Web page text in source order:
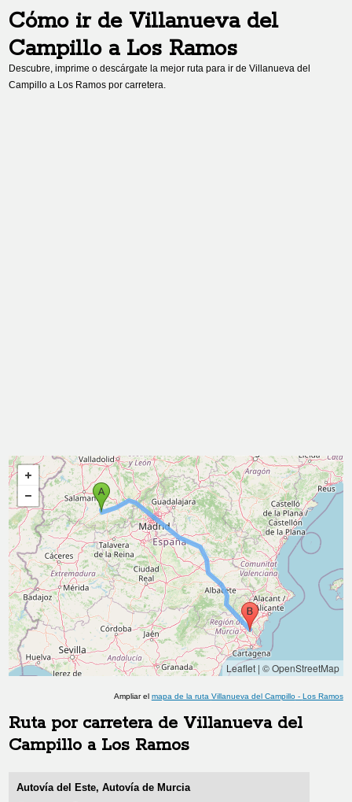
Cómo ir de Villanueva del
Campilloa Los Ramos
Descubre, imprime o descárgate la mejor ruta para ir deVillanueva del
Campillo a Los Ramos por carretera.
Leaflet| © OpenStreetMap
Ampliar el mapa de la ruta Villanueva del Campillo- Los Ramos
Ruta por carretera de Villanueva del
Campillo a Los Ramos
Autovía del Este, Autovía de Murcia